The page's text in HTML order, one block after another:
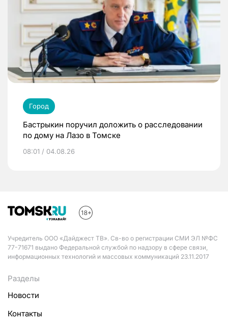
Город
Бастрыкин поручил доложить о расследовании
по дому на Лазо в Томске
08:01 / 04.08.26
Учредитель ООО «Дайджест ТВ». Св-во о регистрации СМИ ЭЛ №ФС
77-71671 выдано Федеральной службой по надзору в сфере связи,
информационных технологий и массовых коммуникаций 23.11.2017
Разделы
Новости
Контакты